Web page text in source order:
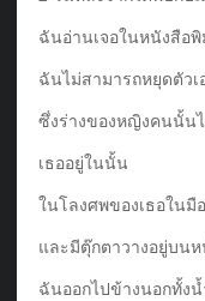
ฉันอ่านเจอในหนังสือ
ฉันไม่สามารถหยุดตัว
ซึ่งร่างของหญิงคนนั้น
เธออยู่ในนั้น
ในโลงศพของเธอใน
และมีตุ๊กตาวางอยู่บน
ฉันออกไปข้างนอกทั้ง